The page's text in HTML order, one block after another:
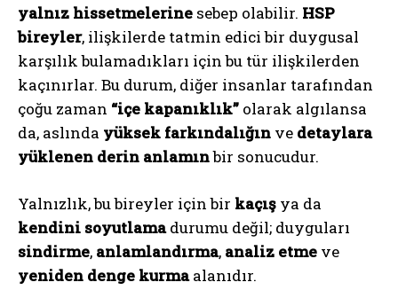
yalnız hissetmelerine sebep olabilir. HSP
bireyler, ilişkilerde tatmin edici bir duygusal
karşılık bulamadıkları için bu tür ilişkilerden
kaçınırlar. Bu durum, diğer insanlar tarafından
çoğu zaman “içe kapanıklık” olarak algılansa
da, aslında yüksek farkındalığın ve detaylara
yüklenen derin anlamınbir sonucudur.
Yalnızlık, bu bireyler için bir kaçış ya da
kendini soyutlamadurumu değil; duyguları
sindirme, anlamlandırma, analiz etme ve
yeniden denge kurmaalanıdır.